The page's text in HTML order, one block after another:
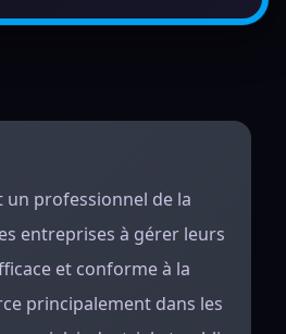
un professionnel de la
entreprises à gérer leurs
et conforme à la
principalement dans les